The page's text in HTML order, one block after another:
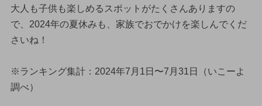
大人も子供も楽しめるスポットがたくさんありますの
で、2024年の夏休みも、家族でおでかけを楽しんでくだ
さいね！
※ランキング集計：2024年7月1日〜7月31日（いこーよ
調べ）